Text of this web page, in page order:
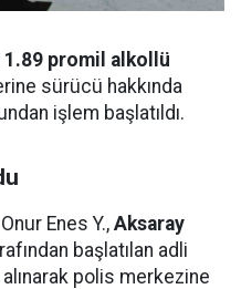
1.89 promil alkollü
sürücü hakkında
işlem başlatıldı.
Enes Y., Aksaray
başlatılan adli
polis merkezine